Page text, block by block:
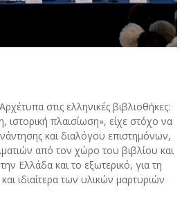
στις ελληνικές βιβλιοθήκες:
ιστορική πλαισίωση», είχε στόχο να
και διαλόγου επιστημόνων,
από τον χώρο του βιβλίου και
Ελλάδα και το εξωτερικό, για τη
ιδιαίτερα των υλικών μαρτυριών